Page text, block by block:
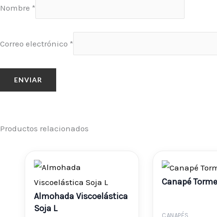
Nombre *
Correo electrónico *
Productos relacionados
Almohada Viscoelástica
Soja L
de
Canapé
CANAPÉS